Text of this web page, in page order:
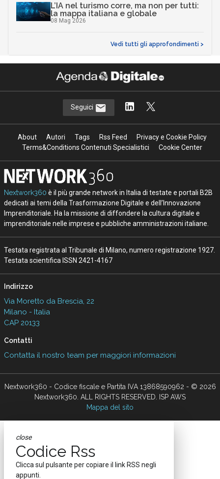
L’IA nel turismo corre, ma non per tutti:
la mappa italiana e globale
08 Mag 2026
Vedi tutti gli approfondimenti >
Seguici
About Autori Tags Rss Feed
Privacy e Cookie Policy
Terms&Conditions Contenuti Specialistici
Cookie Center
Nextwork360 è il più grande network in Italia di testate e portali B2B
dedicati ai temi della Trasformazione Digitale e dell’Innovazione
Imprenditoriale. Ha la missione di diffondere la cultura digitale e
imprenditoriale nelle imprese e pubbliche amministrazioni italiane.
Testata registrata al Tribunale di Milano, numero registrazione 1927.
Testata scientifica ISSN 2421-4167
Indirizzo
Via Moretto da Brescia, 22
Milano - Italia
CAP 20133
Contatti
Contatta il nostro team per maggiori informazioni
Nextwork360 - Codice fiscale e Partita IVA 13868590962 - © 2026
Nextwork360. ALL RIGHTS RESERVED. ISP AWS
Mappa del sito
close
Codice Rss
Clicca sul pulsante per copiare il link RSS negli
appunti.